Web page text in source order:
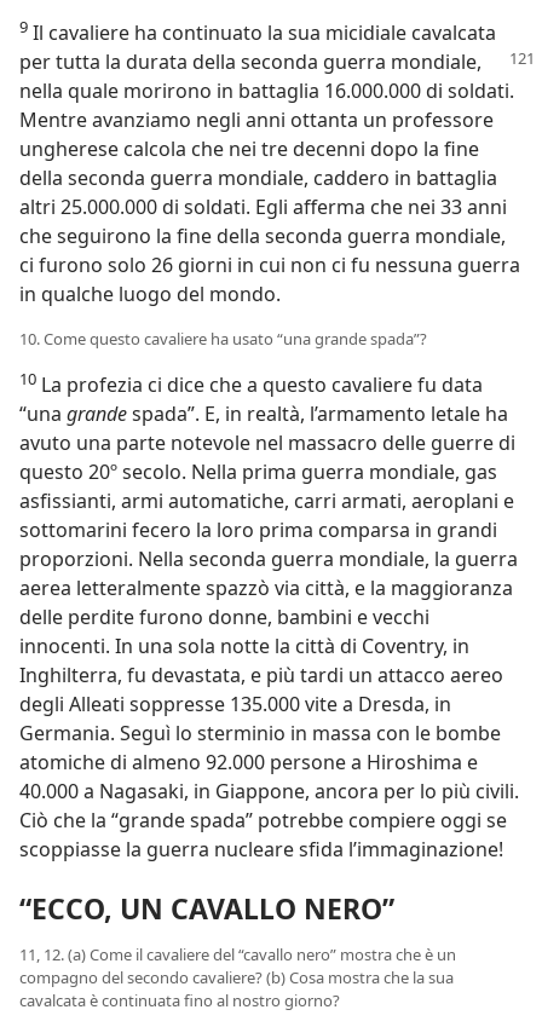
9 Il cavaliere ha continuato la sua micidiale cavalcata
per tutta la durata della seconda guerra mondiale,
nella quale morirono in battaglia 16.000.000 di soldati.
Mentre avanziamo negli anni ottanta un professore
ungherese calcola che nei tre decenni dopo la fine
della seconda guerra mondiale, caddero in battaglia
altri 25.000.000 di soldati. Egli afferma che nei 33 anni
che seguirono la fine della seconda guerra mondiale,
ci furono solo 26 giorni in cui non ci fu nessuna guerra
in qualche luogo del mondo.
10. Come questo cavaliere ha usato “una grande spada”?
10 La profezia ci dice che a questo cavaliere fu data
“una grandespada”. E, in realtà, l’armamento letale ha
avuto una parte notevole nel massacro delle guerre di
questo 20º secolo. Nella prima guerra mondiale, gas
asfissianti, armi automatiche, carri armati, aeroplani e
sottomarini fecero la loro prima comparsa in grandi
proporzioni. Nella seconda guerra mondiale, la guerra
aerea letteralmente spazzò via città, e la maggioranza
delle perdite furono donne, bambini e vecchi
innocenti. In una sola notte la città di Coventry, in
Inghilterra, fu devastata, e più tardi un attacco aereo
degli Alleati soppresse 135.000 vite a Dresda, in
Germania. Seguì lo sterminio in massa con le bombe
atomiche di almeno 92.000 persone a Hiroshima e
40.000 a Nagasaki, in Giappone, ancora per lo più civili.
Ciò che la “grande spada” potrebbe compiere oggi se
scoppiasse la guerra nucleare sfida l’immaginazione!
“ECCO, UN CAVALLO NERO”
11, 12. (a) Come il cavaliere del “cavallo nero” mostra che è un
compagno del secondo cavaliere? (b) Cosa mostra che la sua
cavalcata è continuata fino al nostro giorno?